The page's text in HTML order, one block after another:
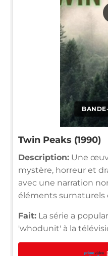
Twin Peaks (1990)
Description: Une
mystère, horreur et
avec une narration
éléments surnaturels
Fait: La série a
'whodunit' à la